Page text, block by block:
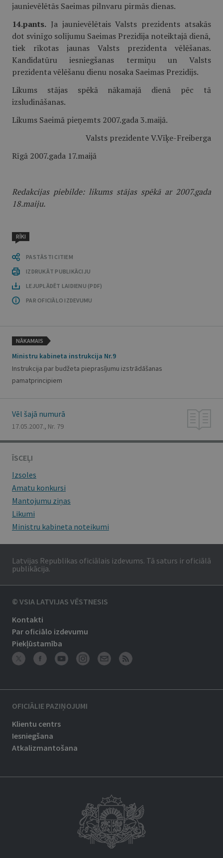
jaunievēlētās Saeimas pilnvaru pirmās dienas.
14.pants. Ja jaunievēlētais Valsts prezidents atsakās
dot svinīgo solījumu Saeimas Prezidija noteiktajā dienā,
tiek rīkotas jaunas Valsts prezidenta vēlēšanas.
Kandidatūru iesniegšanas termiņu un Valsts
prezidenta vēlēšanu dienu nosaka Saeimas Prezidijs.
Likums stājas spēkā nākamajā dienā pēc tā
izsludināšanas.
Likums Saeimā pieņemts 2007.gada 3.maijā.
Valsts prezidente V.Vīķe-Freiberga
Rīgā 2007.gada 17.maijā
Redakcijas piebilde: likums stājas spēkā ar 2007.gada
18.maiju.
RĪKI
PASTĀSTI CITIEM
IZDRUKĀT PUBLIKĀCIJU
LEJUPLĀDĒT LAIDIENU (PDF)
PAR OFICIĀLO IZDEVUMU
NĀKAMAIS
Ministru kabineta instrukcija Nr.9
Instrukcija par budžeta pieprasījumu izstrādāšanas
pamatprincipiem
Vēl šajā numurā
17.05.2007., Nr. 79
ĪSCEĻI
Izsoles
Amatu konkursi
Mantojumu ziņas
Likumi
Ministru kabineta noteikumi
Latvijas Republikas oficiālais izdevums. Tā saturs ir oficiālā
publikācija.
© VSIA LATVIJAS VĒSTNESIS
Kontakti
Par oficiālo izdevumu
Piekļūstamība
OFICIĀLIE PAZIŅOJUMI
Klientu centrs
Iesniegšana
Atkalizmantošana